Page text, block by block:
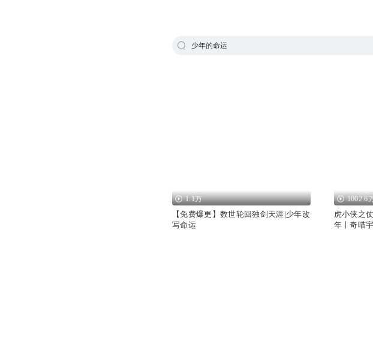
少年的命运
1.1万
【免费爆更】数世轮回独剑天涯|少年改
写命运
1002.6
虎小侠之
年丨奇喵